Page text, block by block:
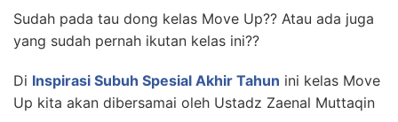
Sudah pada tau dong kelas Move Up?? Atau ada juga
yang sudah pernah ikutan kelas ini??
Di Inspirasi Subuh Spesial Akhir Tahun ini kelas Move
Up kita akan dibersamai oleh Ustadz Zaenal Muttaqin